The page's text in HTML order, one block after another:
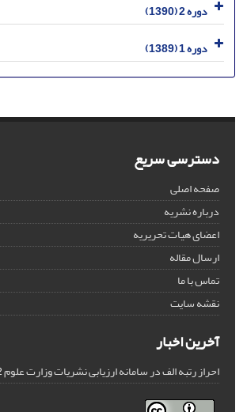
دوره 2 (1390)
دوره 1 (1389)
دسترسی سریع
صفحه اصلی
درباره نشریه
اعضای هیات تحریریه
ارسال مقاله
تماس با ما
نقشه سایت
آخرین اخبار
احراز رتبه الف در سامانه ارزیابی نشریات وزارت علوم